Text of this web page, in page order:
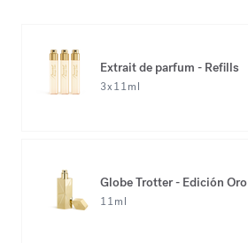
Extrait de parfum - Refills
3x11ml
Globe Trotter - Edición Oro
11ml